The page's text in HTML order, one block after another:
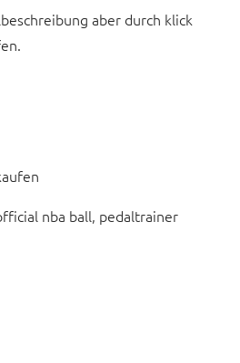
aber durch klick
nba ball, pedaltrainer